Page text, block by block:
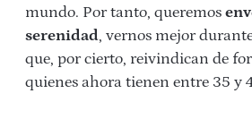
mundo. Por tanto, queremos
serenidad, vernos mejor
que, por cierto, reivindican de
quienes ahora tienen entre 35 y